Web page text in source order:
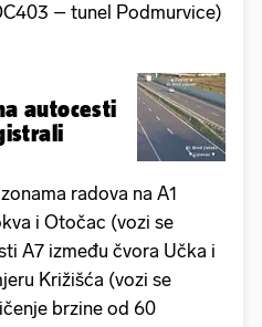
– tunel Podmurvice)
autocesti
radova na A1
i Otočac (vozi se
A7 između čvora Učka i
Križišća (vozi se
brzine od 60